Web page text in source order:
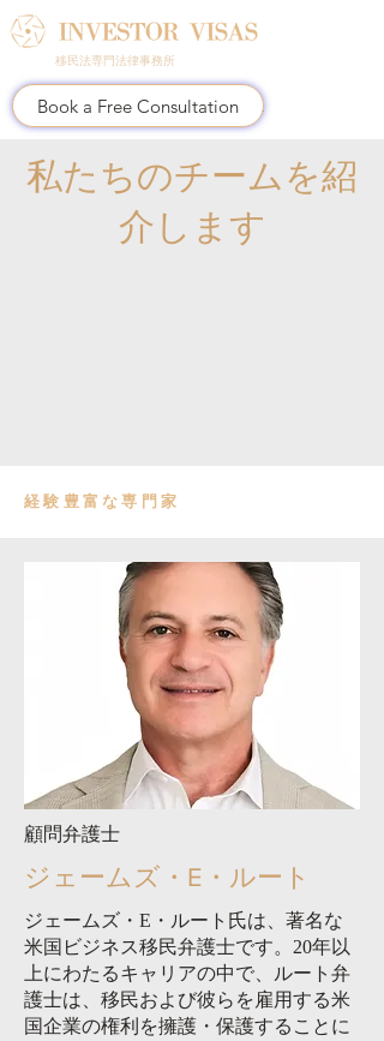
移民法専門法律事務所
Book a Free Consultation
私たちのチームを紹
介します
経験豊富な専門家
顧問弁護士
ジェームズ・E・ルート
ジェームズ・E・ルート氏は、著名な
米国ビジネス移民弁護士です。20年以
上にわたるキャリアの中で、ルート弁
護士は、移民および彼らを雇用する米
国企業の権利を擁護・保護することに